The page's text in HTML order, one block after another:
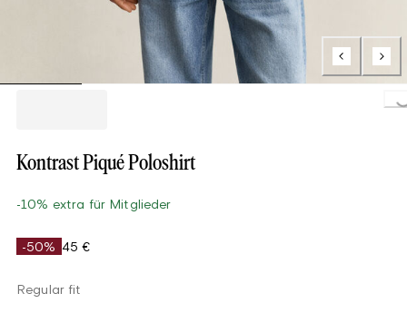
Kontrast Piqué Poloshirt
-10% extra für Mitglieder
-50% 45 €
Regular fit